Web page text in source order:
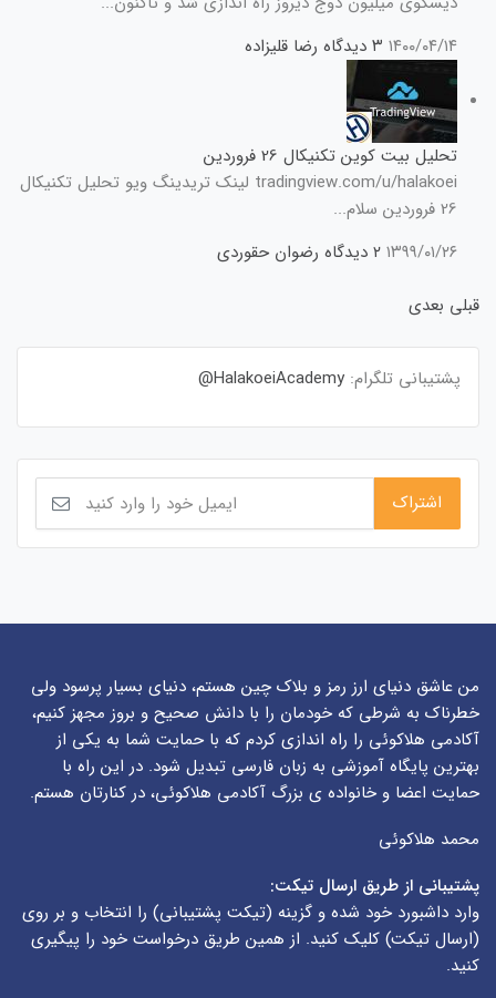
۱۴۰۰/۰۴/۱۴ ۳ دیدگاه رضا قلیزاده
تحلیل بیت کوین تکنیکال 26 فروردین
tradingview.com/u/halakoei لینک تریدینگ ویو تحلیل تکنیکال
26 فروردین سلام...
۱۳۹۹/۰۱/۲۶ ۲ دیدگاه
رضوان حقوردی
قبلی بعدی
پشتیبانی تلگرام: HalakoeiAcademy@
من عاشق دنیای ارز رمز و بلاک چین هستم، دنیای بسیار پرسود ولی
خطرناک به شرطی که خودمان را با دانش صحیح و بروز مجهز کنیم،
آکادمی هلاکوئی را راه اندازی کردم که با حمایت شما به یکی از
بهترین پایگاه آموزشی به زبان فارسی تبدیل شود. در این راه با
حمایت اعضا و خانواده ی بزرگ آکادمی هلاکوئی، در کنارتان هستم.
محمد هلاکوئی
پشتیبانی از طریق ارسال تیکت:
وارد داشبورد خود شده و گزینه (تیکت پشتیبانی) را انتخاب و بر روی
(ارسال تیکت) کلیک کنید. از همین طریق درخواست خود را پیگیری
کنید.